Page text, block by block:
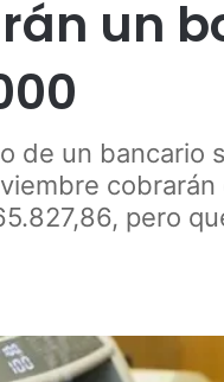
un
de un bancario
pero